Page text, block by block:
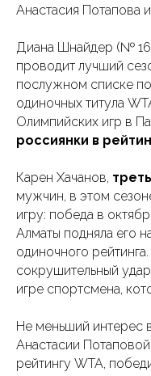
Анастасия Потапова
Диана Шнайдер (№ 16
проводит лучший
послужном списке
одиночных титула
Олимпийских игр в
россиянки в
Карен Хачанов,
мужчин, в этом
игру: победа в
Алматы подняла его
одиночного
сокрушительный
игре спортсмена,
Не меньший интерес
Анастасии
рейтингу WTA,